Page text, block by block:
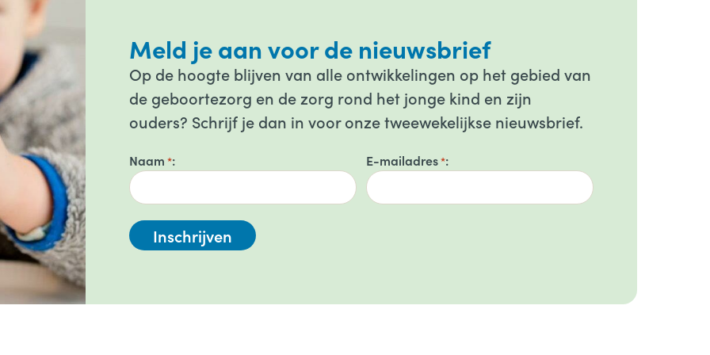
Meld je aan voor de nieuwsbrief
Op de hoogte blijven van alle ontwikkelingen op het gebied van
de geboortezorg en de zorg rond het jonge kind en zijn
ouders? Schrijf je dan in voor onze tweewekelijkse nieuwsbrief.
Naam * E-mailadres*